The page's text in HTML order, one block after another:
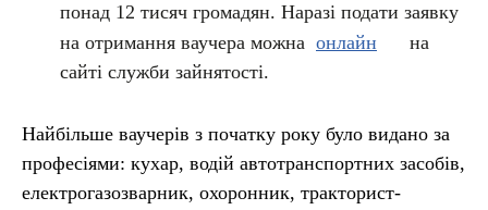
понад 12 тисяч громадян. Наразі подати заявку
на отримання ваучера можна онлайн
на
сайті служби зайнятості.
Найбільше ваучерів з початку року було видано за
професіями: кухар, водій автотранспортних засобів,
електрогазозварник, охоронник, тракторист-